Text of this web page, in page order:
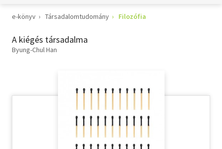
Életmód, egészség
Erotika
e-könyv Társadalomtudomány Filozófia
A kiégés társadalma
Byung-Chul Han